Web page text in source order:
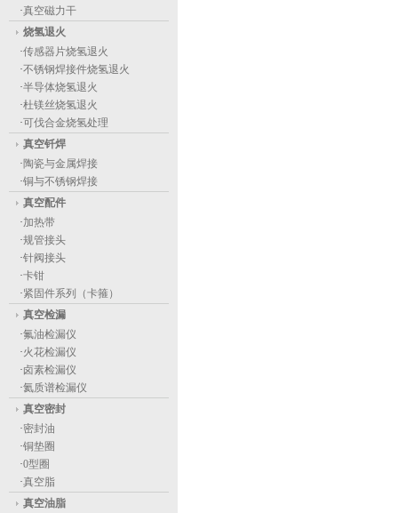
·真空磁力干
烧氢退火
·传感器片烧氢退火
·不锈钢焊接件烧氢退火
·半导体烧氢退火
·杜镁丝烧氢退火
·可伐合金烧氢处理
真空钎焊
· 陶瓷与金属焊接
·铜与不锈钢焊接
真空配件
·加热带
·规管接头
·针阀接头
·卡钳
·紧固件系列（卡箍）
真空检漏
·氟油检漏仪
·火花检漏仪
·卤素检漏仪
·氦质谱检漏仪
真空密封
·密封油
·铜垫圈
·0型圈
·真空脂
真空油脂